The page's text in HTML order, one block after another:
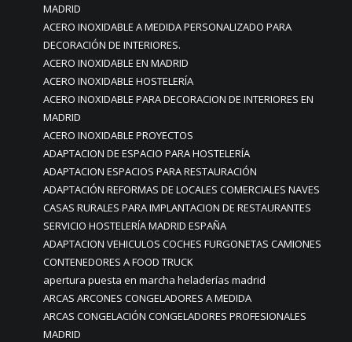
MADRID
ACERO INOXIDABLE A MEDIDA PERSONALIZADO PARA
DECORACIÓN DE INTERIORES.
ACERO INOXIDABLE EN MADRID
ACERO INOXIDABLE HOSTELERÍA
ACERO INOXIDABLE PARA DECORACION DE INTERIORES EN
MADRID
ACERO INOXIDABLE PROYECTOS
ADAPTACION DE ESPACIO PARA HOSTELERÍA
ADAPTACION ESPACIOS PARA RESTAURACIÓN
ADAPTACIÓN REFORMAS DE LOCALES COMERCIALES NAVES
CASAS RURALES PARA IMPLANTACION DE RESTAURANTES
SERVICIO HOSTELERÍA MADRID ESPAÑA
ADAPTACION VEHICULOS COCHES FURGONETAS CAMIONES
CONTENEDORES A FOOD TRUCK
apertura puesta en marcha heladerías madrid
ARCAS ARCONES CONGELADORES A MEDIDA
ARCAS CONGELACIÓN CONGELADORES PROFESIONALES
MADRID